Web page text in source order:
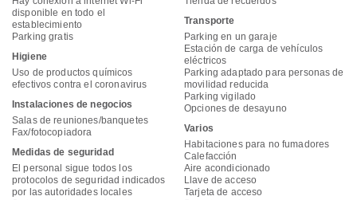
disponible en todo el
establecimiento
Parking gratis
Higiene
Uso de productos químicos
efectivos contra el coronavirus
Instalaciones de negocios
Salas de reuniones/banquetes
Fax/fotocopiadora
Medidas de seguridad
El personal sigue todos los
protocolos de seguridad indicados
por las autoridades locales
Transporte
Parking en un garaje
Estación de carga de vehículos
eléctricos
Parking adaptado para personas de
movilidad reducida
Parking vigilado
Opciones de desayuno
Varios
Habitaciones para no fumadores
Calefacción
Aire acondicionado
Llave de acceso
Tarjeta de acceso